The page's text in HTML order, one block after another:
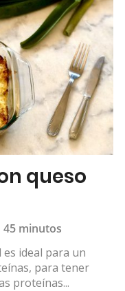
queso
45 minutos
ideal para un
para tener
proteínas...